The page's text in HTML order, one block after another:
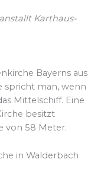
Karthaus-
Bayerns aus
spricht man, wenn
Mittelschiff. Eine
besitzt
von 58 Meter.
in Walderbach